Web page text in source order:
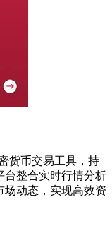
货币交易工具，持
台整合实时行情分析
场动态，实现高效资